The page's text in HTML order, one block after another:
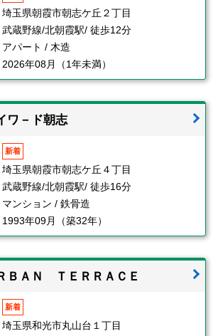
埼玉県朝霞市朝志ケ丘２丁目
武蔵野線/北朝霞駅/ 徒歩12分
アパート / 木造
2026年08月（1年未満）
ワ－ド朝志
新着
埼玉県朝霞市朝志ケ丘４丁目
武蔵野線/北朝霞駅/ 徒歩16分
マンション / 鉄骨造
1993年09月（築32年）
ＢＡＮ ＴＥＲＲＡＣＥ
新着
埼玉県和光市丸山台１丁目